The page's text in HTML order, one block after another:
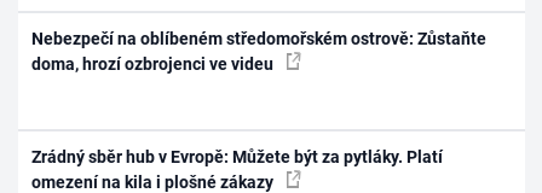
Nebezpečí na oblíbeném středomořském ostrově: Zůstaňte
doma, hrozí ozbrojenci ve videu
Zrádný sběr hub v Evropě: Můžete být za pytláky. Platí
omezení na kila i plošné zákazy